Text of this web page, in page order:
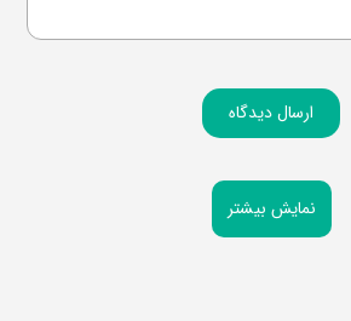
ارسال دیدگاه
نمایش بیشتر